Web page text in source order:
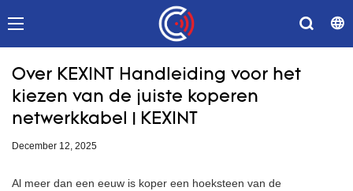
Over KEXINT Handleiding voor het
kiezen van de juiste koperen
netwerkkabel | KEXINT
December 12, 2025
Al meer dan een eeuw is koper een hoeksteen van de